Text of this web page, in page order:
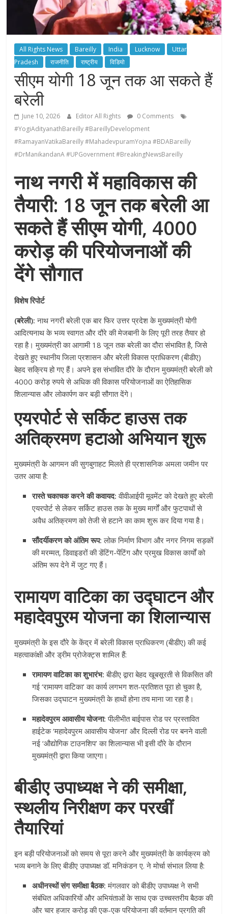
All Rights News Bareilly India Lucknow
Uttar
Pradesh
राजनीति राष्ट्रीय विडियो
सीएम योगी 18 जून तक आ सकते हैं
बरेली
June 10, 2026 Editor All Rights
0 Comments
#YogiAdityanathBareilly #BareillyDevelopment
#RamayanVatikaBareilly #MahadevpuramYojna #BDABareilly
#DrManikandanA #UPGovernment #BreakingNewsBareilly
नाथ नगरी में महाविकास की
तैयारी: 18 जून तक बरेली आ
सकते हैं सीएम योगी, 4000
करोड़ की परियोजनाओं की
देंगे सौगात
विशेष रिपोर्ट
(बरेली): नाथ नगरी बरेली एक बार फिर उत्तर प्रदेश के मुख्यमंत्री योगी
आदित्यनाथ के भव्य स्वागत और दौरे की मेजबानी के लिए पूरी तरह तैयार हो
रहा है। मुख्यमंत्री का आगामी 18 जून तक बरेली का दौरा संभावित है, जिसे
देखते हुए स्थानीय जिला प्रशासन और बरेली विकास प्राधिकरण (बीडीए)
बेहद सक्रिय हो गए हैं। अपने इस संभावित दौरे के दौरान मुख्यमंत्री बरेली को
4000 करोड़ रुपये से अधिक की विकास परियोजनाओं का ऐतिहासिक
शिलान्यास और लोकार्पण कर बड़ी सौगात देंगे।
एयरपोर्ट से सर्किट हाउस तक
अतिक्रमण हटाओ अभियान शुरू
मुख्यमंत्री के आगमन की सुगबुगाहट मिलते ही प्रशासनिक अमला जमीन पर
उतर आया है:
रास्ते चकाचक करने की कवायद: वीवीआईपी मूवमेंट को देखते हुए बरेली
एयरपोर्ट से लेकर सर्किट हाउस तक के मुख्य मार्गों और फुटपाथों से
अवैध अतिक्रमण को तेजी से हटाने का काम शुरू कर दिया गया है।
सौंदर्यीकरण को अंतिम रूप: लोक निर्माण विभाग और नगर निगम सड़कों
की मरम्मत, डिवाइडरों की डेंटिंग-पेंटिंग और प्रमुख विकास कार्यों को
अंतिम रूप देने में जुट गए हैं।
रामायण वाटिका का उद्घाटन और
महादेवपुरम योजना का शिलान्यास
मुख्यमंत्री के इस दौरे के केंद्र में बरेली विकास प्राधिकरण (बीडीए) की कई
महत्वाकांक्षी और ड्रीम प्रोजेक्ट्स शामिल हैं:
रामायण वाटिका का शुभारंभ: बीडीए द्वारा बेहद खूबसूरती से विकसित की
गई ‘रामायण वाटिका’ का कार्य लगभग शत-प्रतिशत पूरा हो चुका है,
जिसका उद्घाटन मुख्यमंत्री के हाथों होना तय माना जा रहा है।
महादेवपुरम आवासीय योजना: पीलीभीत बाईपास रोड पर प्रस्तावित
हाईटेक ‘महादेवपुरम आवासीय योजना’ और दिल्ली रोड पर बनने वाली
नई ‘औद्योगिक टाउनशिप’ का शिलान्यास भी इसी दौरे के दौरान
मुख्यमंत्री द्वारा किया जाएगा।
बीडीए उपाध्यक्ष ने की समीक्षा,
स्थलीय निरीक्षण कर परखीं
तैयारियां
इन बड़ी परियोजनाओं को समय से पूरा करने और मुख्यमंत्री के कार्यक्रम को
भव्य बनाने के लिए बीडीए उपाध्यक्ष डॉ. मनिकंडन ए. ने मोर्चा संभाल लिया है:
अधीनस्थों संग समीक्षा बैठक: मंगलवार को बीडीए उपाध्यक्ष ने सभी
संबंधित अधिकारियों और अभियंताओं के साथ एक उच्चस्तरीय बैठक की
और चार हजार करोड़ की एक-एक परियोजना की वर्तमान प्रगति की